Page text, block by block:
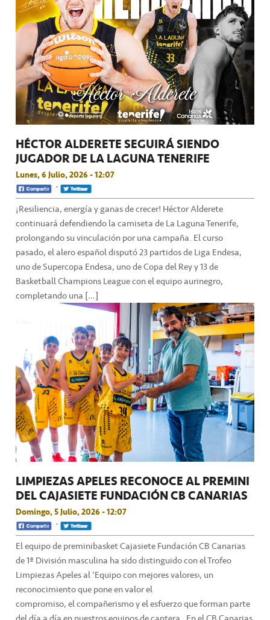
HÉCTOR ALDERETE SEGUIRÁ SIENDO
JUGADOR DE LA LAGUNA TENERIFE
Lunes, 6 Julio, 2026 - 12:07
¡Resiliencia, energía y ganas de crecer! Héctor Alderete
continuará defendiendo la camiseta de La Laguna Tenerife,
prolongando su vinculación por una campaña. El curso
pasado, el alero español disputó 23 partidos de Liga Endesa,
uno de Supercopa Endesa, uno de Copa del Rey y 13 de
Basketball Champions League con el equipo aurinegro,
completando una […]
LIMPIEZAS APELES RECONOCE AL PREMINI
DEL CAJASIETE FUNDACIÓN CB CANARIAS
Domingo, 5 Julio, 2026 - 12:07
El equipo de preminibasket Cajasiete Fundación CB Canarias
de 1ª División masculina ha sido distinguido con el Trofeo
Limpiezas Apeles al ‘Equipo con mejores valores’, un
reconocimiento que pone en valor el
compromiso, el compañerismo y el esfuerzo que forman parte